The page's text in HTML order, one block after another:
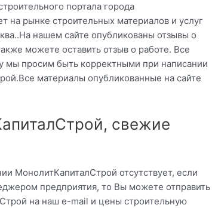
портала города
на рынке строительных материалов и услуг
нашем сайте опубликованы отзывы о
можете оставить отзыв о работе. Все
мы просим быть корректными при написании
материалы опубликованные на сайте
свежие
МонолитКапиталСтрой отсутствует, если
предприятия, то Вы можете отправить
на наш e-mail и цены строительную